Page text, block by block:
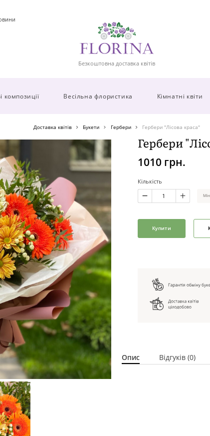
Безкоштовна доставка квітів
композиції Весільна флористика Кімнатні квіти
Доставка квітів Букети Гербери Гербери "Лісова краса"
Гербери
1010 грн.
Кількість
Купити
Опис Відгуків (0)